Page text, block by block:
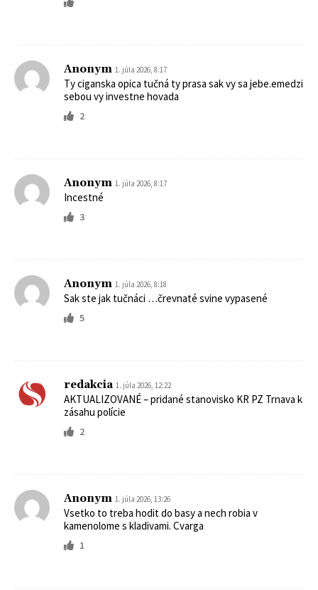
Anonym 1. júla 2026, 8:17
Ty ciganska opica tučná ty prasa sak vy sa jebe.emedzi
sebou vy investne hovada
2
Anonym 1. júla 2026, 8:17
Incestné
3
Anonym 1. júla 2026, 8:18
Sak ste jak tučnáci …črevnaté svine vypasené
5
redakcia 1. júla 2026, 12:22
AKTUALIZOVANÉ – pridané stanovisko KR PZ Trnava k
zásahu polície
2
Anonym 1. júla 2026, 13:26
Vsetko to treba hodit do basy a nech robia v
kamenolome s kladivami. Cvarga
1